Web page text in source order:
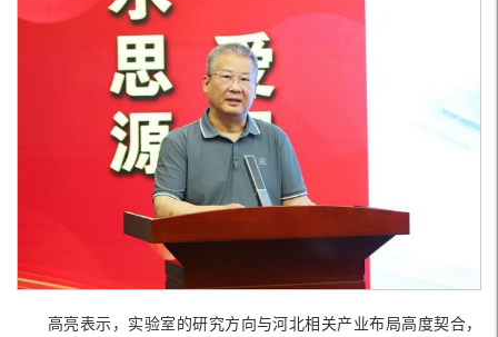
高亮表示，实验室的研究方向与河北相关产业布局高度契合，